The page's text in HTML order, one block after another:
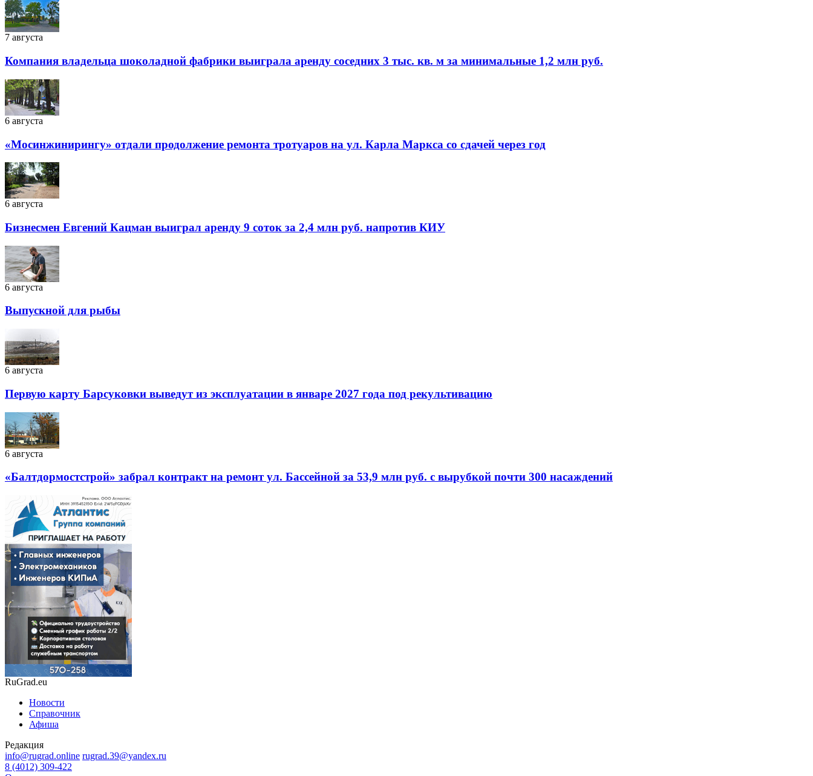
7 августа
Компания владельца шоколадной фабрики выиграла аренду соседних 3 тыс. кв. м за минимальные 1,2 млн руб.
6 августа
«Мосинжинирингу» отдали продолжение ремонта тротуаров на ул. Карла Маркса со сдачей через год
6 августа
Бизнесмен Евгений Кацман выиграл аренду 9 соток за 2,4 млн руб. напротив КИУ
6 августа
Выпускной для рыбы
6 августа
Первую карту Барсуковки выведут из эксплуатации в январе 2027 года под рекультивацию
6 августа
«Балтдормостстрой» забрал контракт на ремонт ул. Бассейной за 53,9 млн руб. с вырубкой почти 300 насаждений
RuGrad.eu
Новости
Справочник
Афиша
Редакция
info@rugrad.online rugrad.39@yandex.ru
8 (4012) 309-422